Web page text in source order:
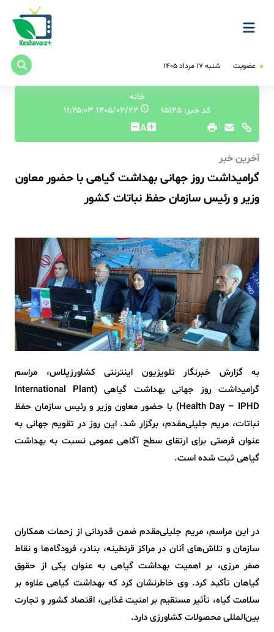
عضویت شنبه ۱۷ مرداد ۱۴۰۵
خانه
کد خبر: 15125
A
آخرین خبر
گرامیداشت روز جهانی بهداشت گیاهی با حضور معاون
وزیر و رئیس سازمان حفظ نباتات کشور
به گزارش خبرنگار تلویزیون اینترنتی کشاورزپلاس، مراسم
گرامیداشت روز جهانی بهداشت گیاهی (International Plant
Health Day – IPHD) با حضور معاون وزیر و رئیس سازمان حفظ
نباتات، مریم جلیلی‌مقدم، برگزار شد. این روز در تقویم جهانی به
عنوان فرصتی برای ارتقای سطح آگاهی عمومی نسبت به بهداشت
گیاهی ثبت شده است.
در این مراسم، مریم جلیلی‌مقدم ضمن قدردانی از زحمات همکاران
سازمان و تلاش‌های آنان در مراکز قرنطینه، بنادر، فرودگاه‌ها و نقاط
صفر مرزی، بر اهمیت بهداشت گیاهی به عنوان یکی از حقوق
گیاهان تأکید کرد. وی خاطرنشان کرد که بهداشت گیاهی علاوه بر
سلامت گیاه، تأثیر مستقیم بر امنیت غذایی، اقتصاد کشور و تجارت
بین‌المللی محصولات کشاورزی دارد.